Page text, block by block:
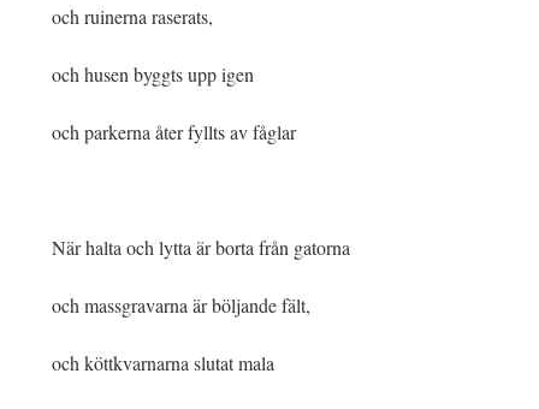
och ruinerna raserats,
och husen byggts upp igen
och parkerna åter fyllts av fåglar
När halta och lytta är borta från gatorna
och massgravarna är böljande fält,
och köttkvarnarna slutat mala